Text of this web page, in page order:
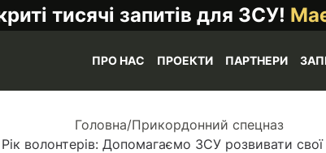
тисячі запитів для ЗСУ!
ПРО НАС ПРОЕКТИ ПАРТНЕРИ
Головна/Прикордонний спецназ
волонтерів: Допомагаємо ЗСУ розвивати